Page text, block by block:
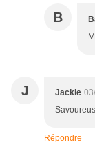
B
J Jackie
Répondre